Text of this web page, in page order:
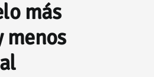
más
menos